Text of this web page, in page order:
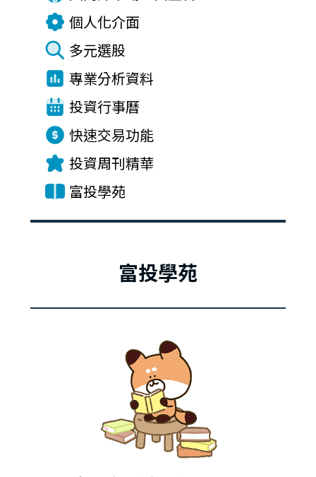
個人化介面
多元選股
專業分析資料
投資行事曆
快速交易功能
投資周刊精華
富投學苑
富投學苑